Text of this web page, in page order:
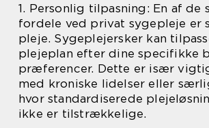
1. Personlig tilpasning: En af de
fordele ved privat sygepleje er
pleje. Sygeplejersker kan
plejeplan efter dine specifikke
præferencer. Dette er især
med kroniske lidelser eller
hvor standardiserede
ikke er tilstrækkelige.